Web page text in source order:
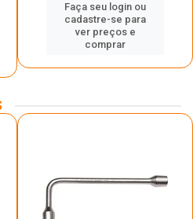
Faça seu login ou
cadastre-se para
ver preços e
comprar